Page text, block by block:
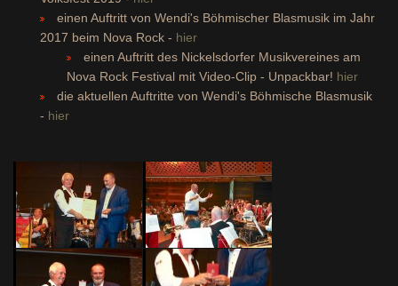
einen Auftritt von Wendi's Böhmischer Blasmusik im Jahr
2017 beim Nova Rock - hier
einen Auftritt des Nickelsdorfer Musikvereines am
Nova Rock Festival mit Video-Clip - Unpackbar! hier
die aktuellen Auftritte von Wendi's Böhmische Blasmusik
- hier